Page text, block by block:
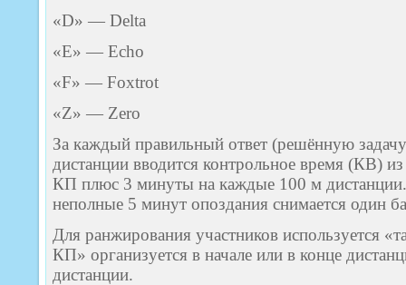
«D» — Delta
«E» — Echo
«F» — Foxtrot
«Z» — Zero
За каждый правильный ответ (решённую
дистанции вводится контрольное время (КВ)
КП плюс 3 минуты на каждые 100 м
неполные 5 минут опоздания снимается один
Для ранжирования участников используется
КП» организуется в начале или в конце
дистанции.